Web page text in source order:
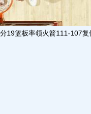
篮板率领火箭111-107复